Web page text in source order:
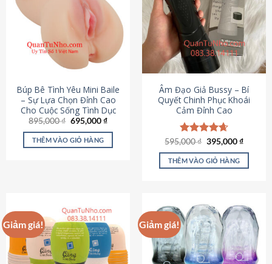
thể.
chọn
thể
chọn
trên
trang
sản
phẩm
Búp Bê Tình Yêu Mini Baile
– Sự Lựa Chọn Đỉnh Cao
Cho Cuộc Sống Tình Dục
895,000₫ Giá
là:
895,000 ₫.
695,000₫Giá
tại
THÊM VÀO GIỎ HÀNG
Âm Đạo Giả Bussy – Bí
Quyết Chinh Phục Khoái
Cảm Đỉnh Cao
Được xếp
hạng4.64
5 sao
595,000₫ Giá
là:
595,000 ₫.
395,000₫Giá
tại
THÊM VÀO GIỎ HÀNG
Giảm giá! Giảm giá!